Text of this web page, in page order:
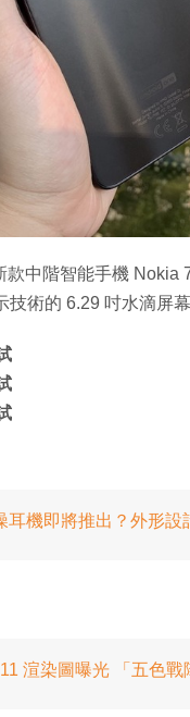
款中階智能手機
術的 6.29 吋水滴屏
耳機即將推出？外形設
渲染圖曝光 「五色戰